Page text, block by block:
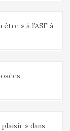
» à l’ASF à
-
» dans